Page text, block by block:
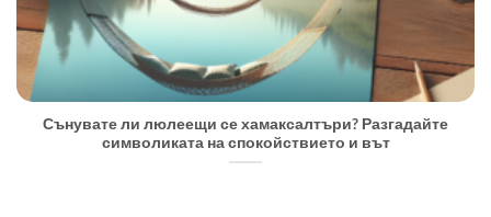
Сънувате ли люлеещи се хамаксалтъри? Разгадайте
символиката на спокойствието и вът